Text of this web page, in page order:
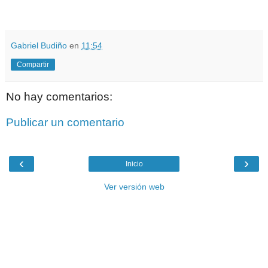
Gabriel Budiño en 11:54
Compartir
No hay comentarios:
Publicar un comentario
‹ ›
Inicio
Ver versión web